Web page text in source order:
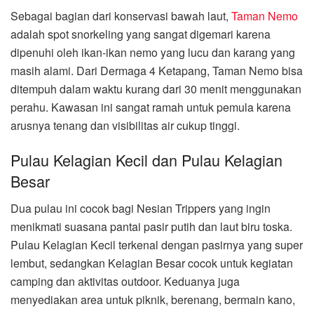
Sebagai bagian dari konservasi bawah laut, Taman Nemo
adalah spot snorkeling yang sangat digemari karena
dipenuhi oleh ikan-ikan nemo yang lucu dan karang yang
masih alami. Dari Dermaga 4 Ketapang, Taman Nemo bisa
ditempuh dalam waktu kurang dari 30 menit menggunakan
perahu. Kawasan ini sangat ramah untuk pemula karena
arusnya tenang dan visibilitas air cukup tinggi.
Pulau Kelagian Kecil dan Pulau Kelagian
Besar
Dua pulau ini cocok bagi Nesian Trippers yang ingin
menikmati suasana pantai pasir putih dan laut biru toska.
Pulau Kelagian Kecil terkenal dengan pasirnya yang super
lembut, sedangkan Kelagian Besar cocok untuk kegiatan
camping dan aktivitas outdoor. Keduanya juga
menyediakan area untuk piknik, berenang, bermain kano,